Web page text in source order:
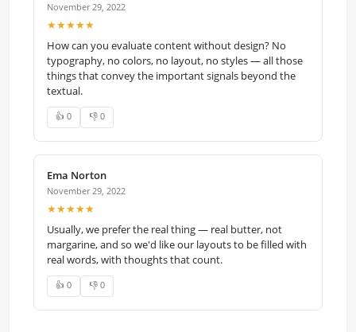
November 29, 2022
★★★★★
How can you evaluate content without design? No
typography, no colors, no layout, no styles — all those
things that convey the important signals beyond the
textual.
👍 0 👎 0
Ema Norton
November 29, 2022
★★★★★
Usually, we prefer the real thing — real butter, not
margarine, and so we'd like our layouts to be filled with
real words, with thoughts that count.
👍 0 👎 0